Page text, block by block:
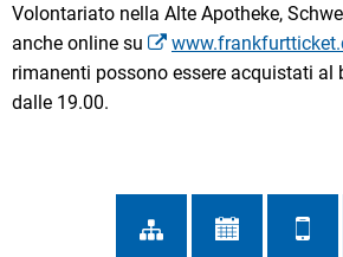
Volontariato nella Alte Apotheke,
anche online su
rimanenti possono essere acquistati al
dalle 19.00.